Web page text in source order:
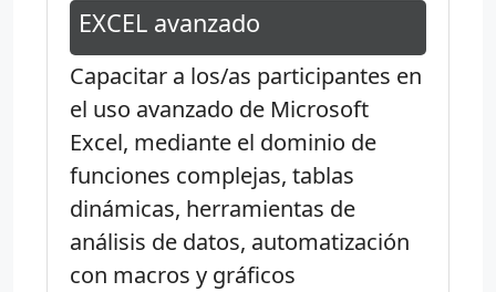
EXCEL avanzado
Capacitar a los/as participantes en
el uso avanzado de Microsoft
Excel, mediante el dominio de
funciones complejas, tablas
dinámicas, herramientas de
análisis de datos, automatización
con macros y gráficos